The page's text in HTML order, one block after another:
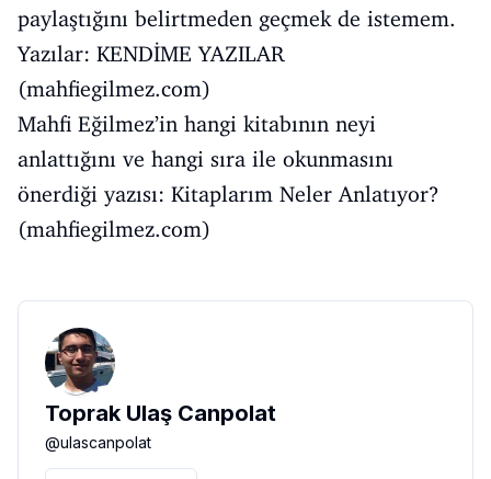
paylaştığını belirtmeden geçmek de istemem.
Yazılar: KENDİME YAZILAR
(mahfiegilmez.com)
Mahfi Eğilmez’in hangi kitabının neyi
anlattığını ve hangi sıra ile okunmasını
önerdiği yazısı: Kitaplarım Neler Anlatıyor?
(mahfiegilmez.com)
Toprak Ulaş Canpolat
@ulascanpolat